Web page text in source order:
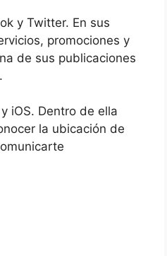
y Twitter. En sus
promociones y
de sus publicaciones
iOS. Dentro de ella
la ubicación de